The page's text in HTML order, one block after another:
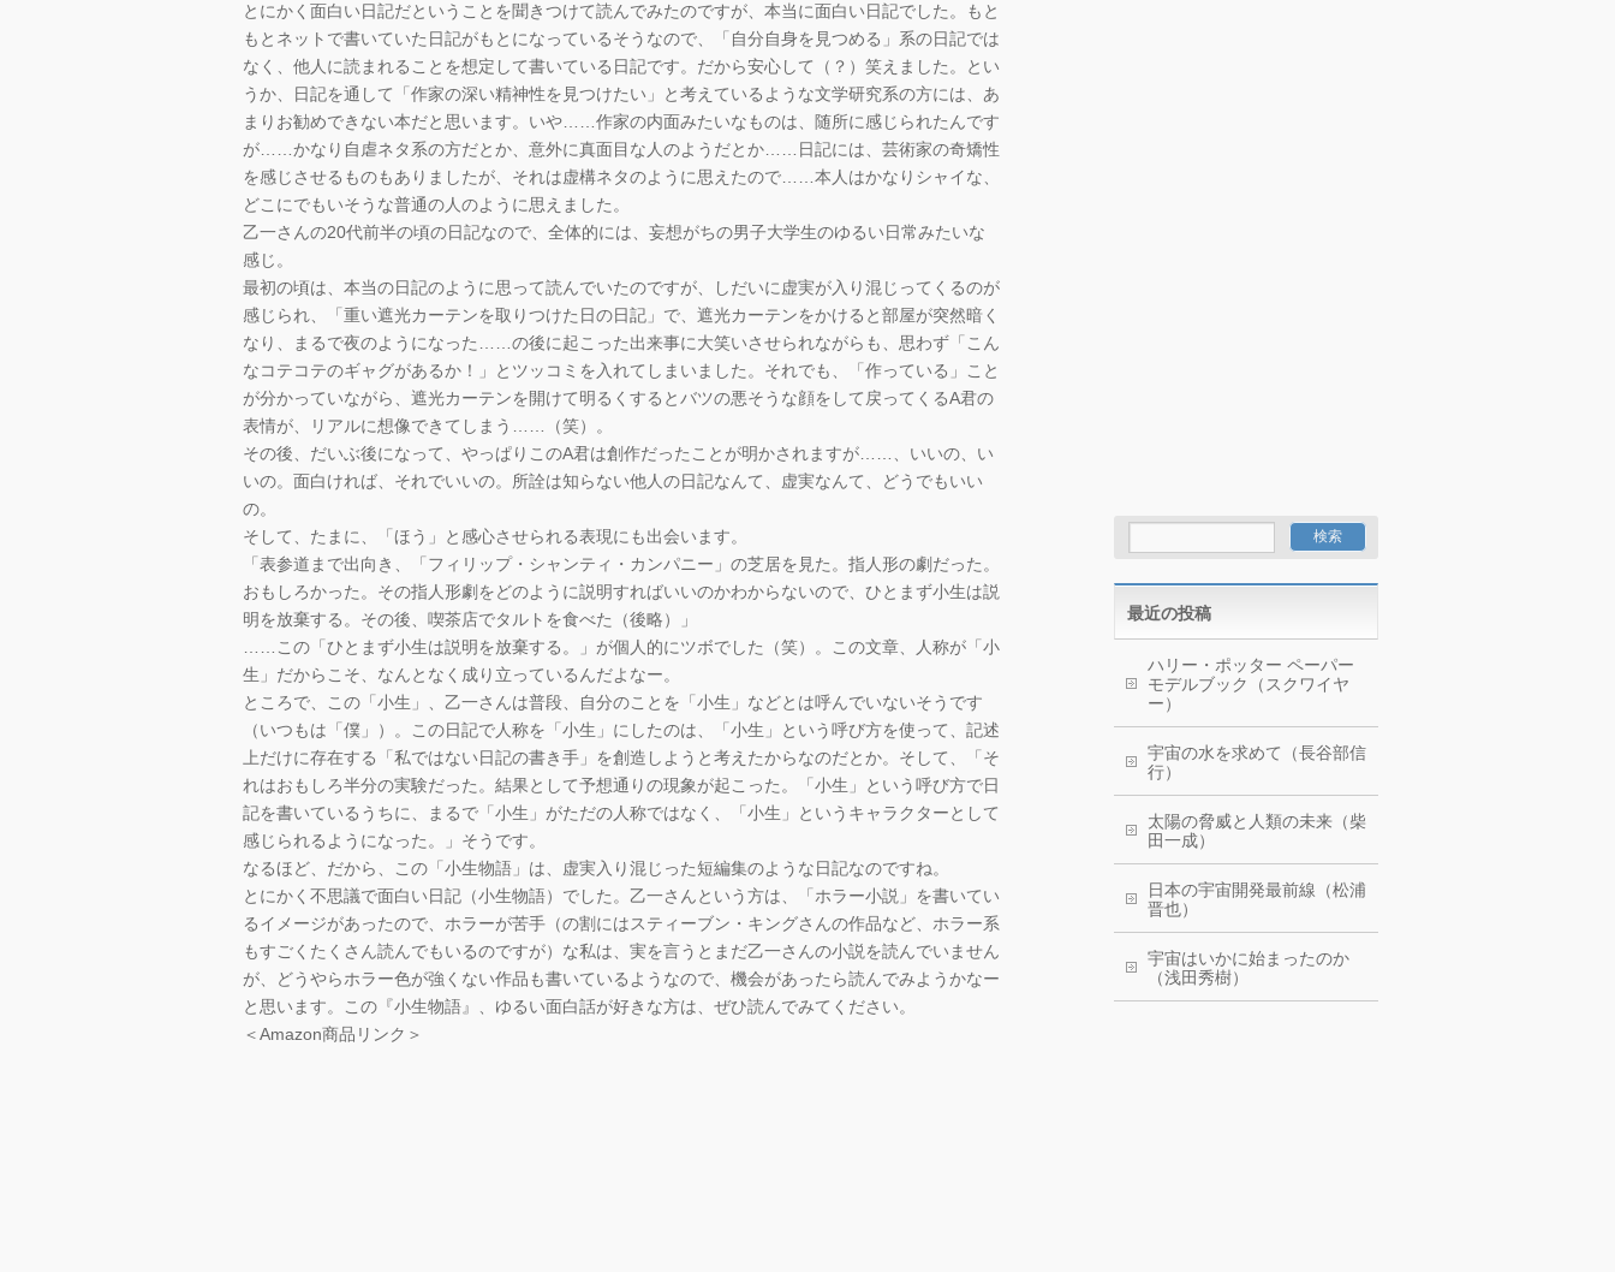
とにかく面白い日記だということを聞きつけて読んでみたのですが、本当に面白い日記でした。もと
もとネットで書いていた日記がもとになっているそうなので、「自分自身を見つめる」系の日記では
なく、他人に読まれることを想定して書いている日記です。だから安心して（？）笑えました。とい
うか、日記を通して「作家の深い精神性を見つけたい」と考えているような文学研究系の方には、あ
まりお勧めできない本だと思います。いや……作家の内面みたいなものは、随所に感じられたんです
が……かなり自虐ネタ系の方だとか、意外に真面目な人のようだとか……日記には、芸術家の奇矯性
を感じさせるものもありましたが、それは虚構ネタのように思えたので……本人はかなりシャイな、
どこにでもいそうな普通の人のように思えました。
乙一さんの20代前半の頃の日記なので、全体的には、妄想がちの男子大学生のゆるい日常みたいな
感じ。
最初の頃は、本当の日記のように思って読んでいたのですが、しだいに虚実が入り混じってくるのが
感じられ、「重い遮光カーテンを取りつけた日の日記」で、遮光カーテンをかけると部屋が突然暗く
なり、まるで夜のようになった……の後に起こった出来事に大笑いさせられながらも、思わず「こん
なコテコテのギャグがあるか！」とツッコミを入れてしまいました。それでも、「作っている」こと
が分かっていながら、遮光カーテンを開けて明るくするとバツの悪そうな顔をして戻ってくるA君の
表情が、リアルに想像できてしまう……（笑）。
その後、だいぶ後になって、やっぱりこのA君は創作だったことが明かされますが……、いいの、い
いの。面白ければ、それでいいの。所詮は知らない他人の日記なんて、虚実なんて、どうでもいい
の。
そして、たまに、「ほう」と感心させられる表現にも出会います。
「表参道まで出向き、「フィリップ・シャンティ・カンパニー」の芝居を見た。指人形の劇だった。
おもしろかった。その指人形劇をどのように説明すればいいのかわからないので、ひとまず小生は説
明を放棄する。その後、喫茶店でタルトを食べた（後略）」
……この「ひとまず小生は説明を放棄する。」が個人的にツボでした（笑）。この文章、人称が「小
生」だからこそ、なんとなく成り立っているんだよなー。
ところで、この「小生」、乙一さんは普段、自分のことを「小生」などとは呼んでいないそうです
（いつもは「僕」）。この日記で人称を「小生」にしたのは、「小生」という呼び方を使って、記述
上だけに存在する「私ではない日記の書き手」を創造しようと考えたからなのだとか。そして、「そ
れはおもしろ半分の実験だった。結果として予想通りの現象が起こった。「小生」という呼び方で日
記を書いているうちに、まるで「小生」がただの人称ではなく、「小生」というキャラクターとして
感じられるようになった。」そうです。
なるほど、だから、この「小生物語」は、虚実入り混じった短編集のような日記なのですね。
とにかく不思議で面白い日記（小生物語）でした。乙一さんという方は、「ホラー小説」を書いてい
るイメージがあったので、ホラーが苦手（の割にはスティーブン・キングさんの作品など、ホラー系
もすごくたくさん読んでもいるのですが）な私は、実を言うとまだ乙一さんの小説を読んでいません
が、どうやらホラー色が強くない作品も書いているようなので、機会があったら読んでみようかなー
と思います。この『小生物語』、ゆるい面白話が好きな方は、ぜひ読んでみてください。
＜Amazon商品リンク＞
最近の投稿
ハリー・ポッター ペーパー
モデルブック（スクワイヤ
ー）
宇宙の水を求めて（長谷部信
行）
太陽の脅威と人類の未来（柴
田一成）
日本の宇宙開発最前線（松浦
晋也）
宇宙はいかに始まったのか
（浅田秀樹）